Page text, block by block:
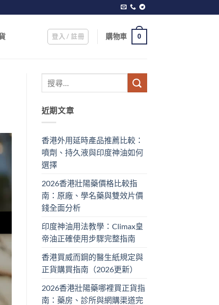
登入 / 註冊 購物車 0
近期文章
香港外用延時產品推薦比較：
噴劑、持久液與印度神油如何
選擇
2026香港壯陽藥價格比較指
南：原廠、學名藥與雙效片價
錢全面分析
印度神油用法教學：Climax皇
帝油正確使用步驟完整指南
香港買威而鋼的醫生紙規定與
正貨購買指南（2026更新）
2026香港壯陽藥哪裡買正貨指
南：藥房、診所與網購渠道完